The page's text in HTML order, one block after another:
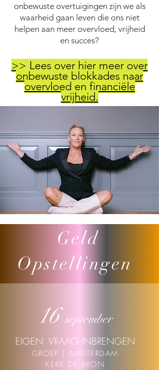
onbewuste overtuigingen zijn we als
waarheid gaan leven die ons niet
helpen aan meer overvloed, vrijheid
en succes?
>> Lees over hier meer over
onbewuste blokkades naar
overvloed en financiële
vrijheid.
Geld
Opstellingen
16september
EIGEN VRAAG INBRENGEN
GROEP | AMSTERDAM
KERK DE BRON